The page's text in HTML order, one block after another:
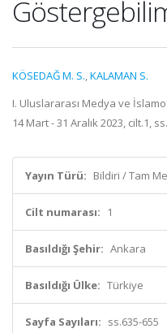
KÖSEDAĞ M. S.,KALAMAN S.
I. Uluslararası Medya ve
14 Mart - 31 Aralık 2023, cilt.1,
Yayın Türü: Bildiri / Tam
Cilt numarası: 1
Basıldığı Şehir: Ankara
Basıldığı Ülke: Türkiye
Sayfa Sayıları: ss.635-655